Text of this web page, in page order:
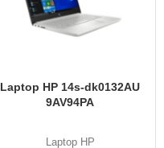
Laptop HP 14s-dk0132AU
9AV94PA
Laptop HP